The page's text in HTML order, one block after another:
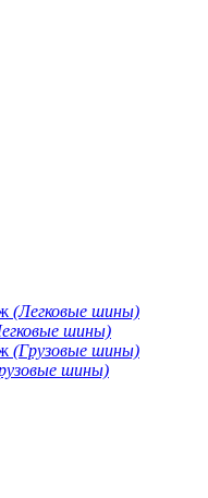
(Легковые шины)
шины)
(Грузовые шины)
шины)